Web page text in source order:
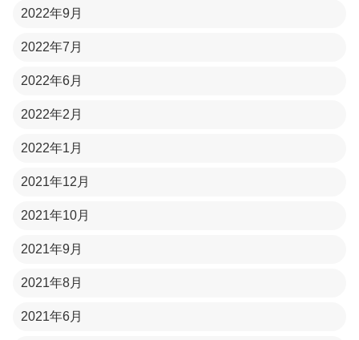
2022年9月
2022年7月
2022年6月
2022年2月
2022年1月
2021年12月
2021年10月
2021年9月
2021年8月
2021年6月